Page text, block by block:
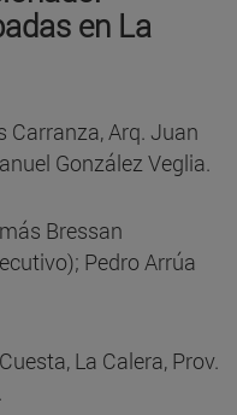
en La
Carranza, Arq. Juan
González Veglia.
Bressan
Pedro Arrúa
La Calera, Prov.